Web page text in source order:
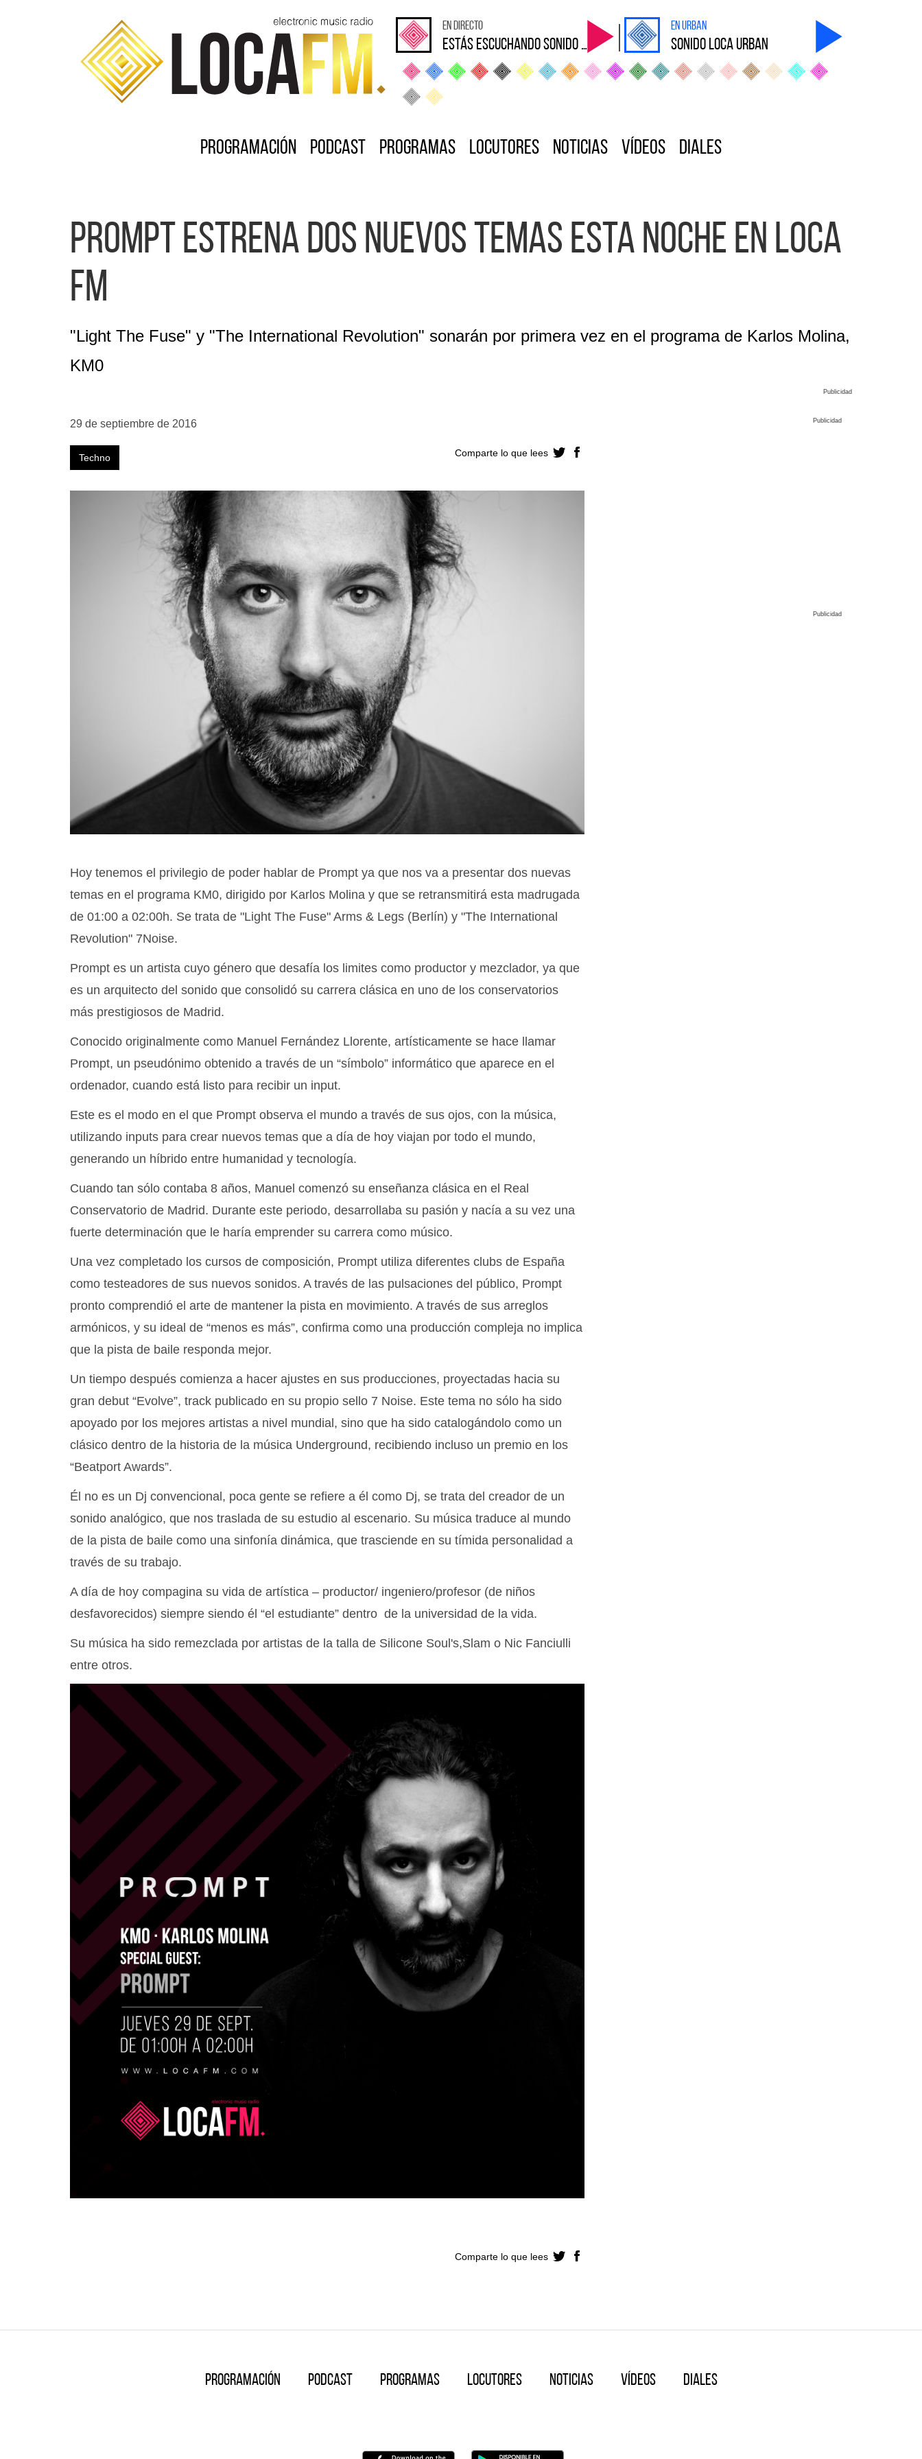
en directo
Estás escuchando sonido Loca
en Urban
sonido Loca Urban
Programación Podcast Programas Locutores Noticias Vídeos Diales
Prompt estrena dos nuevos temas esta noche en Loca
FM
"Light The Fuse" y "The International Revolution" sonarán por primera vez en el programa de Karlos Molina,
KM0
Publicidad
29 de septiembre de 2016
Techno Comparte lo que lees
Hoy tenemos el privilegio de poder hablar de Prompt ya que nos va a presentar dos nuevas
temas en el programa KM0, dirigido por Karlos Molina y que se retransmitirá esta madrugada
de 01:00 a 02:00h. Se trata de "Light The Fuse" Arms & Legs (Berlín) y "The International
Revolution" 7Noise.
Prompt es un artista cuyo género que desafía los limites como productor y mezclador, ya que
es un arquitecto del sonido que consolidó su carrera clásica en uno de los conservatorios
más prestigiosos de Madrid.
Conocido originalmente como Manuel Fernández Llorente, artísticamente se hace llamar
Prompt, un pseudónimo obtenido a través de un “símbolo” informático que aparece en el
ordenador, cuando está listo para recibir un input.
Este es el modo en el que Prompt observa el mundo a través de sus ojos, con la música,
utilizando inputs para crear nuevos temas que a día de hoy viajan por todo el mundo,
generando un híbrido entre humanidad y tecnología.
Cuando tan sólo contaba 8 años, Manuel comenzó su enseñanza clásica en el Real
Conservatorio de Madrid. Durante este periodo, desarrollaba su pasión y nacía a su vez una
fuerte determinación que le haría emprender su carrera como músico.
Una vez completado los cursos de composición, Prompt utiliza diferentes clubs de España
como testeadores de sus nuevos sonidos. A través de las pulsaciones del público, Prompt
pronto comprendió el arte de mantener la pista en movimiento. A través de sus arreglos
armónicos, y su ideal de “menos es más”, confirma como una producción compleja no implica
que la pista de baile responda mejor.
Un tiempo después comienza a hacer ajustes en sus producciones, proyectadas hacia su
gran debut “Evolve”, track publicado en su propio sello 7 Noise. Este tema no sólo ha sido
apoyado por los mejores artistas a nivel mundial, sino que ha sido catalogándolo como un
clásico dentro de la historia de la música Underground, recibiendo incluso un premio en los
“Beatport Awards”.
Él no es un Dj convencional, poca gente se refiere a él como Dj, se trata del creador de un
sonido analógico, que nos traslada de su estudio al escenario. Su música traduce al mundo
de la pista de baile como una sinfonía dinámica, que trasciende en su tímida personalidad a
través de su trabajo.
A día de hoy compagina su vida de artística – productor/ ingeniero/profesor (de niños
desfavorecidos) siempre siendo él “el estudiante” dentro de la universidad de la vida.
Su música ha sido remezclada por artistas de la talla de Silicone Soul's,Slam o Nic Fanciulli
entre otros.
Comparte lo que lees
Publicidad
Publicidad
Programación Podcast Programas Locutores Noticias Vídeos Diales